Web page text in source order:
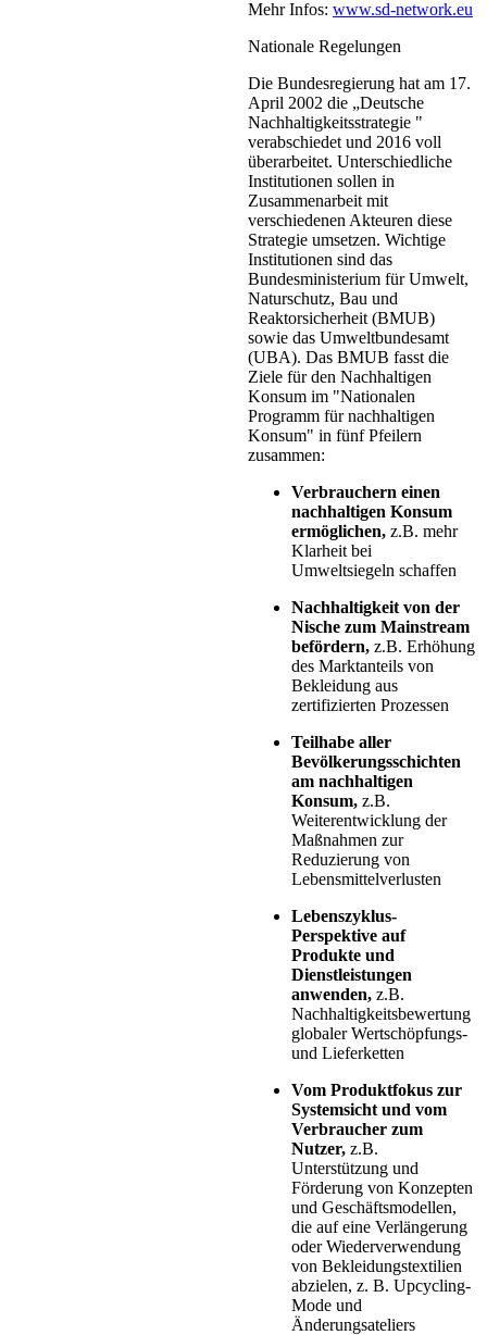
Mehr Infos: www.sd-network.eu
Nationale Regelungen
Die Bundesregierung hat am 17.
April 2002 die „Deutsche
Nachhaltigkeitsstrategie "
verabschiedet und 2016 voll
überarbeitet. Unterschiedliche
Institutionen sollen in
Zusammenarbeit mit
verschiedenen Akteuren diese
Strategie umsetzen. Wichtige
Institutionen sind das
Bundesministerium für Umwelt,
Naturschutz, Bau und
Reaktorsicherheit (BMUB)
sowie das Umweltbundesamt
(UBA). Das BMUB fasst die
Ziele für den Nachhaltigen
Konsum im "Nationalen
Programm für nachhaltigen
Konsum" in fünf Pfeilern
zusammen:
Verbrauchern einen
nachhaltigen Konsum
ermöglichen, z.B. mehr
Klarheit bei
Umweltsiegeln schaffen
Nachhaltigkeit von der
Nische zum Mainstream
befördern, z.B. Erhöhung
des Marktanteils von
Bekleidung aus
zertifizierten Prozessen
Teilhabe aller
Bevölkerungsschichten
am nachhaltigen
Konsum, z.B.
Weiterentwicklung der
Maßnahmen zur
Reduzierung von
Lebensmittelverlusten
Lebenszyklus-
Perspektive auf
Produkte und
Dienstleistungen
anwenden, z.B.
Nachhaltigkeitsbewertung
globaler Wertschöpfungs-
und Lieferketten
Vom Produktfokus zur
Systemsicht und vom
Verbraucher zum
Nutzer, z.B.
Unterstützung und
Förderung von Konzepten
und Geschäftsmodellen,
die auf eine Verlängerung
oder Wiederverwendung
von Bekleidungstextilien
abzielen, z. B. Upcycling-
Mode und
Änderungsateliers